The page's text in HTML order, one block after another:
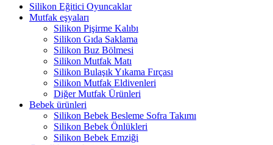
Silikon Eğitici Oyuncaklar
Mutfak eşyaları
Silikon Pişirme Kalıbı
Silikon Gıda Saklama
Silikon Buz Bölmesi
Silikon Mutfak Matı
Silikon Bulaşık Yıkama Fırçası
Silikon Mutfak Eldivenleri
Diğer Mutfak Ürünleri
Bebek ürünleri
Silikon Bebek Besleme Sofra Takımı
Silikon Bebek Önlükleri
Silikon Bebek Emziği